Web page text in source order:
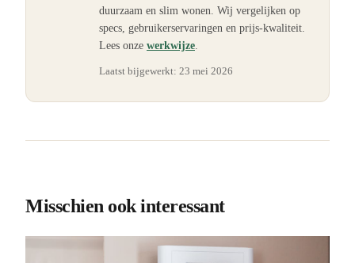
duurzaam en slim wonen. Wij vergelijken op
specs, gebruikerservaringen en prijs-kwaliteit.
Lees onze werkwijze
Laatst bijgewerkt: 23 mei 2026
Misschien ook interessant